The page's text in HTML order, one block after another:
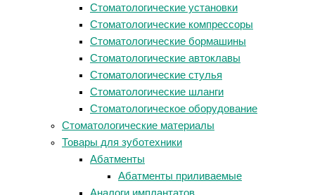
Стоматологические установки
Стоматологические компрессоры
Стоматологические бормашины
Стоматологические автоклавы
Стоматологические стулья
Стоматологические шланги
Стоматологическое оборудование
Стоматологические материалы
Товары для зуботехники
Абатменты
Абатменты приливаемые